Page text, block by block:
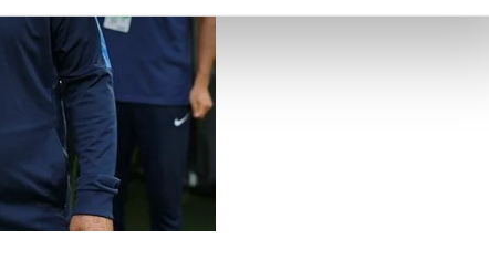
kendimize ve üçüncü kişilere ait çerezler kullanılmaktadır. Bu
olan çerezler bilgi toplumu hizmetlerinin sunulması
kılınması ve kişiselleştirilmesi ve sizlere yönelik
olarak açık rızanız dahilinde kullanılacaktır.
belirleyebilirsiniz. Çerezlere ilişkin detaylı bilgi için Ayarlar
edebilirsiniz.